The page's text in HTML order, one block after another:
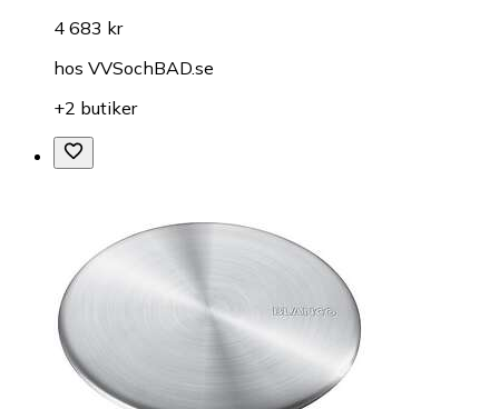
4 683 kr
hos VVSochBAD.se
+2 butiker